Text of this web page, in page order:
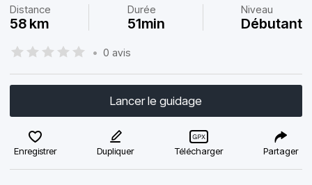
Distance
58 km
Durée
51min
Niveau
Débutant
• 0 avis
Lancer le guidage
Enregistrer Dupliquer Télécharger Partager